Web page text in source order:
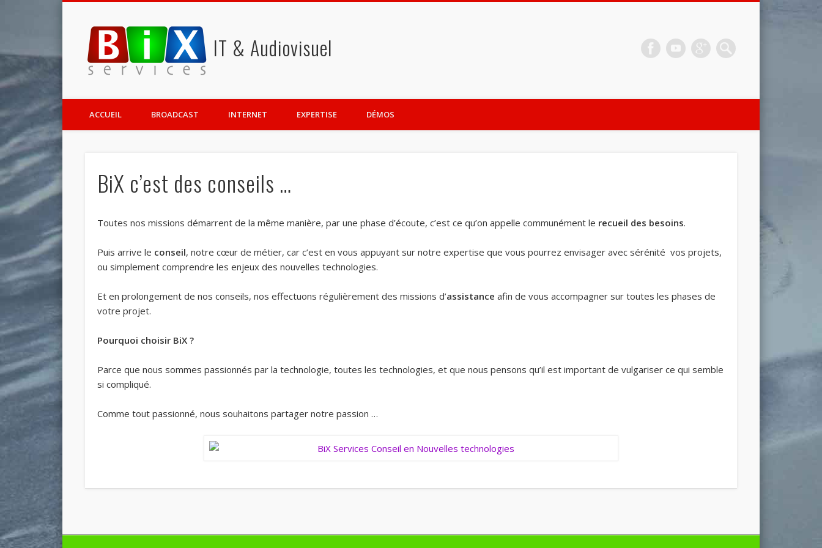
IT & Audiovisuel
Google+
ACCUEIL BROADCAST INTERNET EXPERTISE DÉMOS
BiX c’est des conseils …
Toutes nos missions démarrent de la même manière, par une phase d’écoute, c’est ce qu’on appelle communément le recueil des besoins.
Puis arrive le conseil, notre cœur de métier, car c’est en vous appuyant sur notre expertise que vous pourrez envisager avec sérénité vos projets,
ou simplement comprendre les enjeux des nouvelles technologies.
Et en prolongement de nos conseils, nos effectuons régulièrement des missions d’assistance afin de vous accompagner sur toutes les phases de
votre projet.
Pourquoi choisir BiX ?
Parce que nous sommes passionnés par la technologie, toutes les technologies, et que nous pensons qu’il est important de vulgariser ce qui semble
si compliqué.
Comme tout passionné, nous souhaitons partager notre passion …